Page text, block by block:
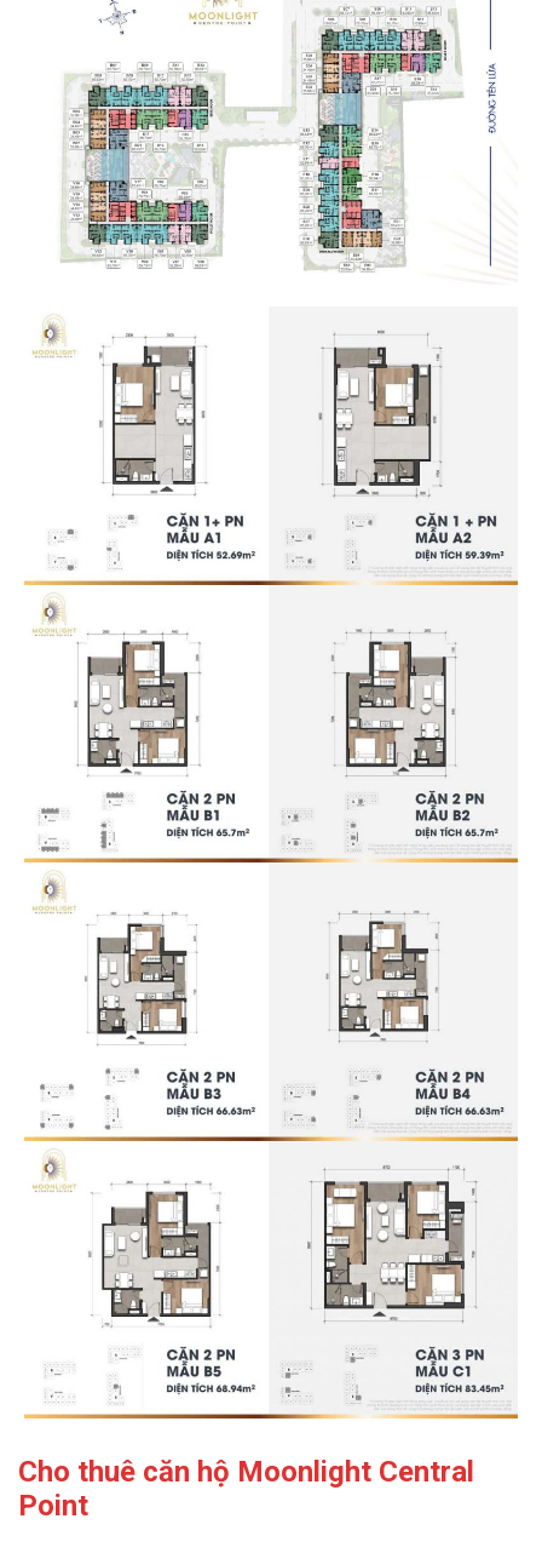
Cho thuê căn hộ Moonlight Central
Point